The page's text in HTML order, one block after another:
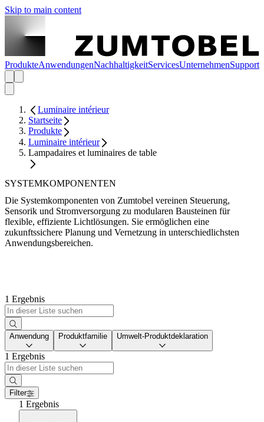
Skip to main content
ProdukteAnwendungenNachhaltigkeitServicesUnternehmenSupport
Luminaire intérieur
Startseite
Produkte
Luminaire intérieur
Lampadaires et luminaires de table
SYSTEMKOMPONENTEN
Die Systemkomponenten von Zumtobel vereinen Steuerung,
Sensorik und Stromversorgung zu modularen Bausteinen für
flexible, effiziente Lichtlösungen. Sie ermöglichen eine
zukunftssichere Planung und Vernetzung in unterschiedlichsten
Anwendungsbereichen.
1 Ergebnis
Anwendung Produktfamilie Umwelt-Produktdeklaration
1 Ergebnis
Filter
1 Ergebnis